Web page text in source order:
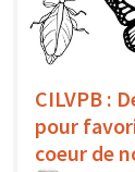
CILVPB :
pour
coeur de